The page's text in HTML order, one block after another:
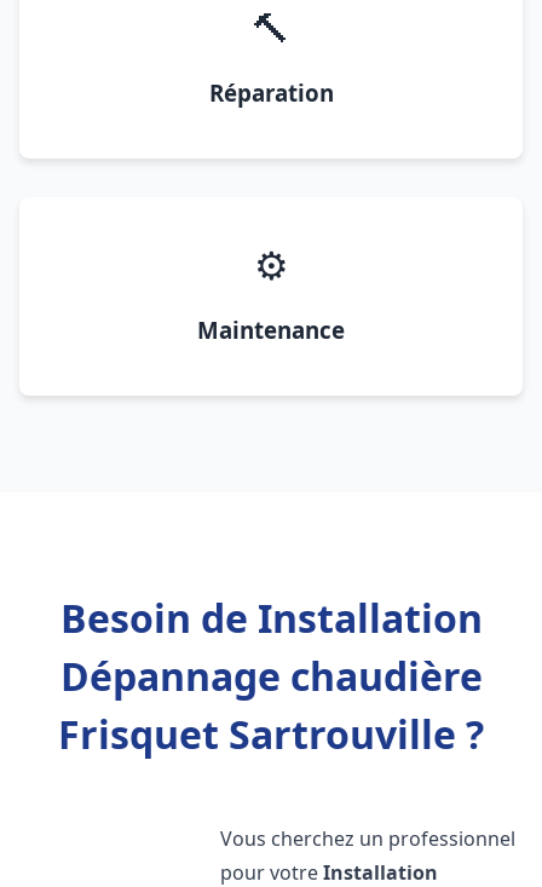
🔨
Réparation
⚙️
Maintenance
Besoin de Installation
Dépannage chaudière
Frisquet Sartrouville ?
Vous cherchez un professionnel
pour votreInstallation